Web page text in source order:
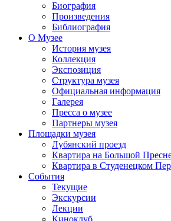
Биография
Произведения
Библиография
О Музее
История музея
Коллекция
Экспозиция
Структура музея
Официальная информация
Галерея
Пресса о музее
Партнеры музея
Площадки музея
Лубянский проезд
Квартира на Большой
Квартира в Студенецком
События
Текущие
Экскурсии
Лекции
Киноклуб